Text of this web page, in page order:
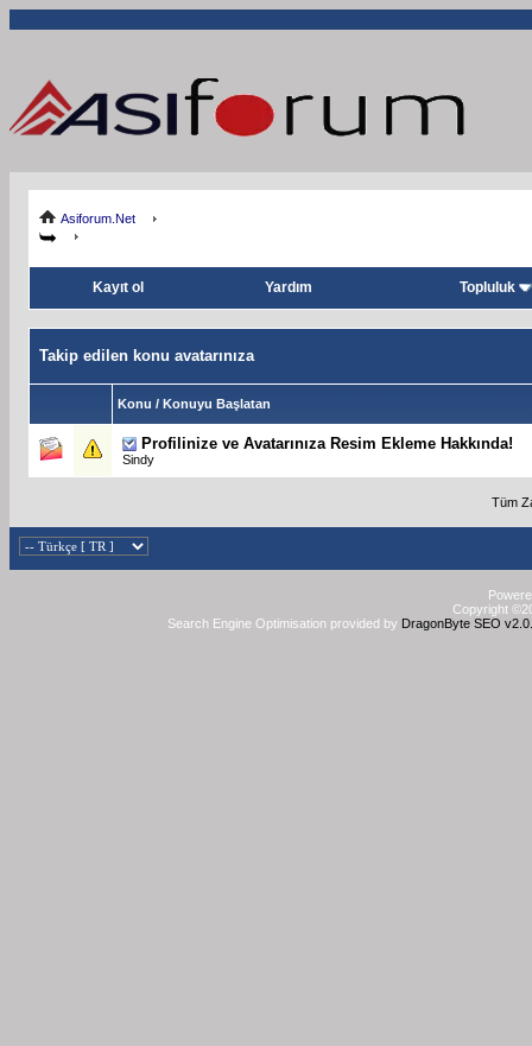
Asiforum.Net
Kayıt ol Yardım Topluluk
Takip edilen konu avatarınıza
Konu / Konuyu Başlatan
Profilinize ve Avatarınıza Resim Ekleme Hakkında!
Sindy
Tüm
Copyright
Search Engine Optimisation provided by DragonByte SEO